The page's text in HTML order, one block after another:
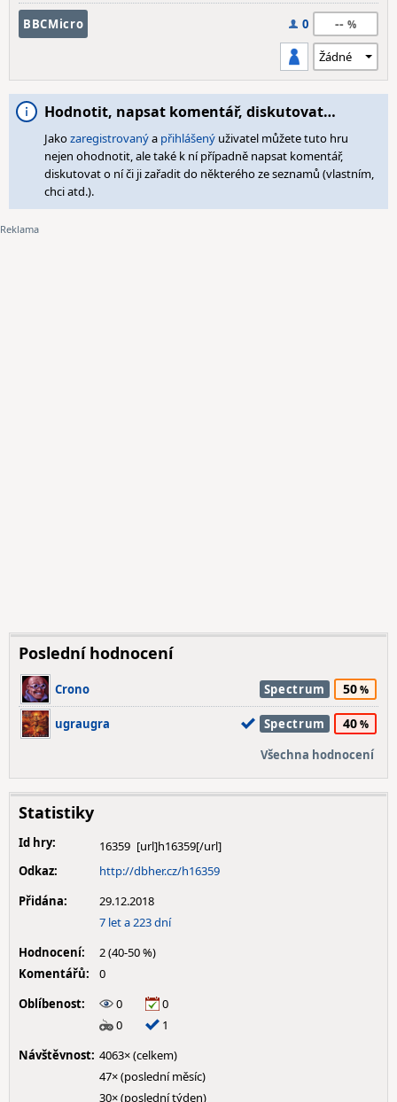
BBCMicro 0 --
Hodnotit, napsat komentář, diskutovat…
Jakozaregistrovanýa přihlášený uživatel můžete tuto hru
nejen ohodnotit, ale také k ní případně napsat komentář,
diskutovat o ní či ji zařadit do některého ze seznamů (vlastním,
chci atd.).
Poslední hodnocení
Crono Spectrum 50
ugraugra Spectrum 40
Všechna hodnocení
Statistiky
Id hry:
16359
Odkaz:
http://dbher.cz/h16359
Přidána:
29.12.2018
7 let a 223 dní
Hodnocení:
2 (40-50 %)
Komentářů:
0
Oblíbenost:
0
0
0
1
Návštěvnost: 4063× (celkem)
47× (poslední měsíc)
30× (poslední týden)